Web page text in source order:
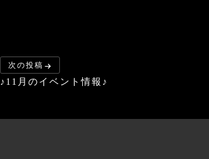
次の投稿
♪11月のイベント情報♪